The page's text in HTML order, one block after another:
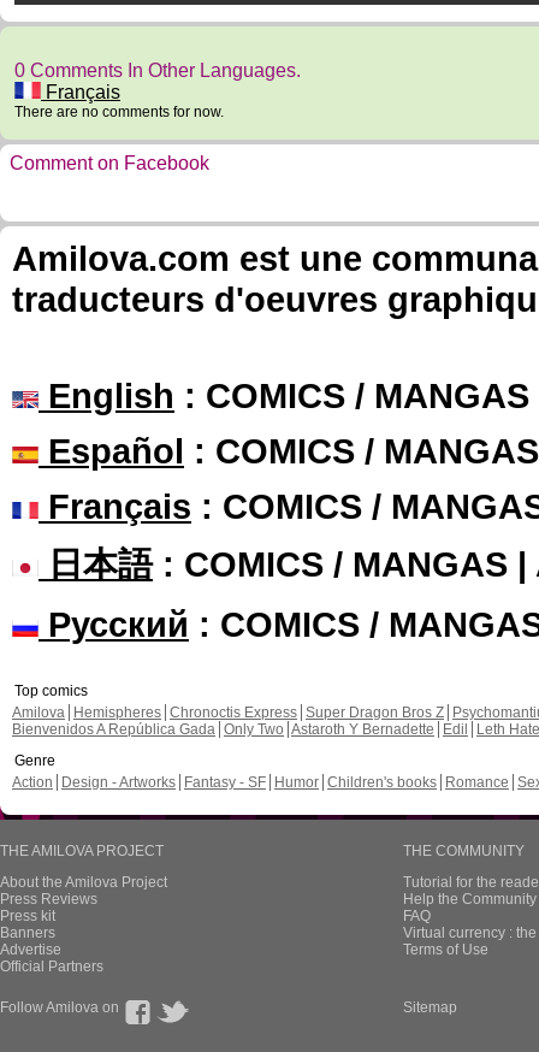
0 Comments In Other Languages.
Français
There are no comments for now.
Comment on Facebook
Amilova.com est une
traducteurs d'oeuvres
English : COMICS /
Español : COMICS /
Français : COMICS /
日本語: COMICS / MANGAS |
Русский : COMICS /
Top comics
Amilova
Hemispheres Chronoctis Express Super Dragon Bros Z
Bienvenidos A República Gada Only Two Astaroth Y Bernadette Edil
Leth Hate
Genre
Action
Design - Artworks Fantasy - SF Humor Children's books Romance
THE AMILOVA PROJECT
About the Amilova Project
Press Reviews
Press kit
Banners
Advertise
Official Partners
THE COMMUNITY
Tutorial for the
Help the
FAQ
Virtual currency :
Terms of Use
Follow Amilova on Sitemap